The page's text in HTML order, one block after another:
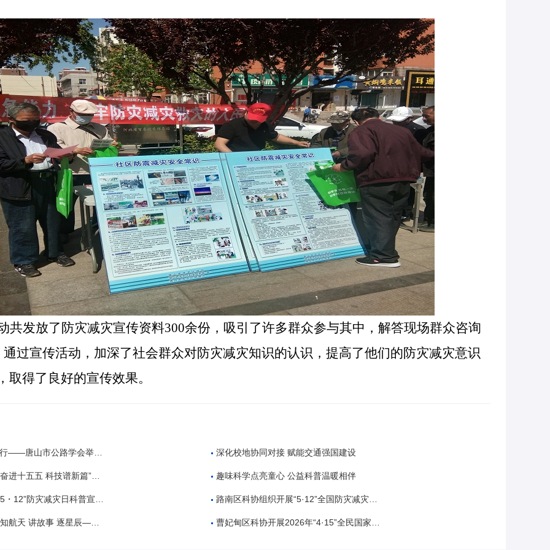
共发放了防灾减灾宣传资料300余份，吸引了许多群众参与其中，解答现场群众咨询
通过宣传活动，加深了社会群众对防灾减灾知识的认识，提高了他们的防灾减灾意识
取得了良好的宣传效果。
学会举办公路工程建设领域招投标专题培训 深化校地协同对接 赋能交通强国建设
技谱新篇”全国科技周科普进校园活动 趣味科学点亮童心 公益科普温暖相伴
防灾减灾日科普宣传活动 路南区科协组织开展“5·12”全国防灾减灾日主题科普进校园活动
事 逐星辰——中国航天日”科普教育活动 曹妃甸区科协开展2026年“4·15”全民国家安全教育日宣传活动